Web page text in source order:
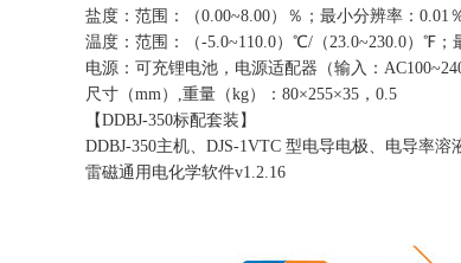
盐度：范围：（0.00~8.00）％；最小分辨率：0.01
温度：范围：（-5.0~110.0）℃/（23.0~230.0）℉
电源：可充锂电池，电源适配器（输入：
尺寸（mm）,重量（kg）：80×255×35，0.5
【DDBJ-350标配套装】
DDBJ-350主机、DJS-1VTC 型电导电极、电导率
雷磁通用电化学软件v1.2.16